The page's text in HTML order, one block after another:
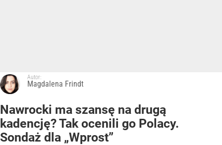
Autor:
Magdalena Frindt
Nawrocki ma szansę na drugą
kadencję? Tak ocenili go Polacy.
Sondaż dla „Wprost”